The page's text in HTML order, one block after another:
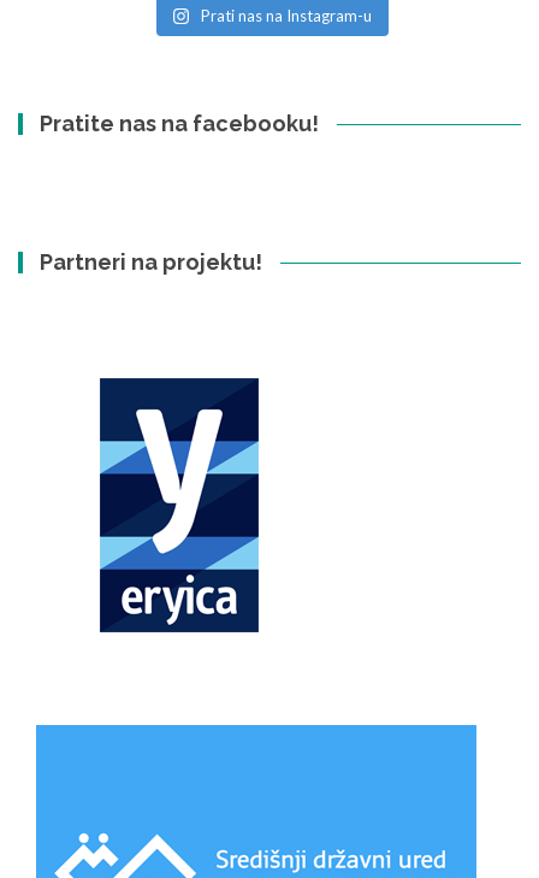
Prati nas na Instagram-u
Pratite nas na facebooku!
Partneri na projektu!